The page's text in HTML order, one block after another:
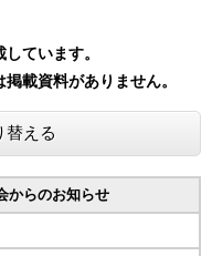
ています。
載資料がありません。
替える
からのお知らせ